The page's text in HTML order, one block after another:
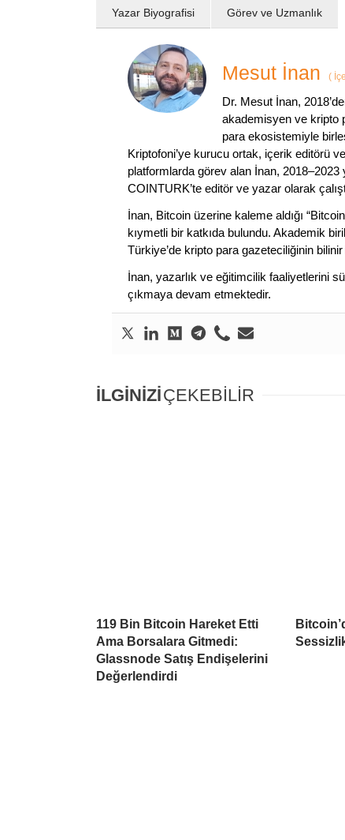
Yazar Biyografisi Görev ve Uzmanlık
Mesut İnan (
Dr. Mesut İnan,
akademisyen ve kripto
para ekosistemiyle
Kriptofoni’ye kurucu ortak, içerik editörü
platformlarda görev alan İnan, 2018–2023
COINTURK’te editör ve yazar olarak
İnan, Bitcoin üzerine kaleme aldığı
kıymetli bir katkıda bulundu. Akademik
Türkiye’de kripto para gazeteciliğinin
İnan, yazarlık ve eğitimcilik faaliyetlerini
çıkmaya devam etmektedir.
İLGİNİZİÇEKEBİLİR
119 Bin Bitcoin Hareket Etti
Ama Borsalara Gitmedi:
Glassnode Satış Endişelerini
Değerlendirdi